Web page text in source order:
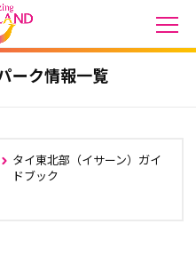
ーク情報一覧
タイ東北部（イサーン）ガイ
ドブック